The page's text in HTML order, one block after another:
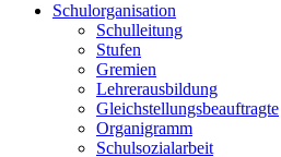
Schulorganisation
Schulleitung
Stufen
Gremien
Lehrerausbildung
Gleichstellungsbeauftragte
Organigramm
Schulsozialarbeit